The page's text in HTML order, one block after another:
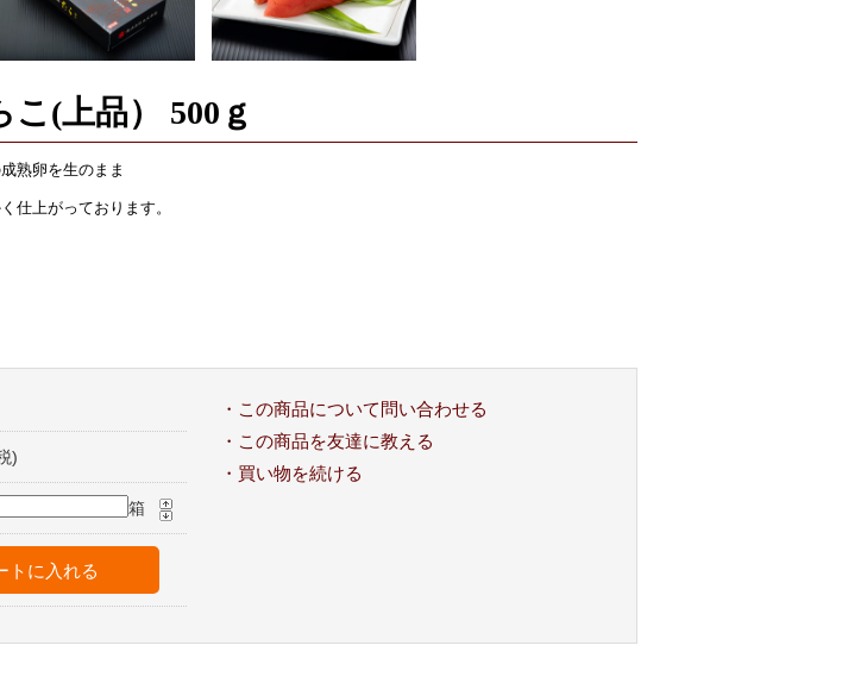
(上品） 500ｇ
熟卵を生のまま
仕上がっております。
)
箱
・この商品について問い合わせる
・この商品を友達に教える
・買い物を続ける